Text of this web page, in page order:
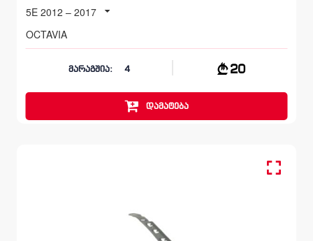
5E 2012 – 2017
OCTAVIA
მარაგშია: 4 20
დამატება